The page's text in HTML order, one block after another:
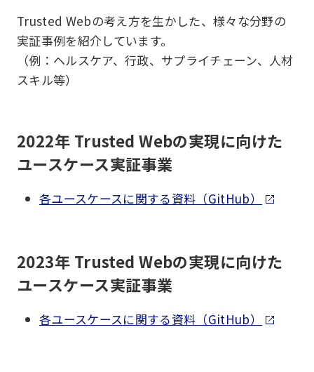
Trusted Webの考え方を生かした、様々な分野の
実証事例を紹介しています。
（例：ヘルスケア、行政、サプライチェーン、人材
スキル等）
2022年 Trusted Webの実現に向けた
ユースケース実証事業
各ユースケースに関する資料（GitHub）
2023年 Trusted Webの実現に向けた
ユースケース実証事業
各ユースケースに関する資料（GitHub）